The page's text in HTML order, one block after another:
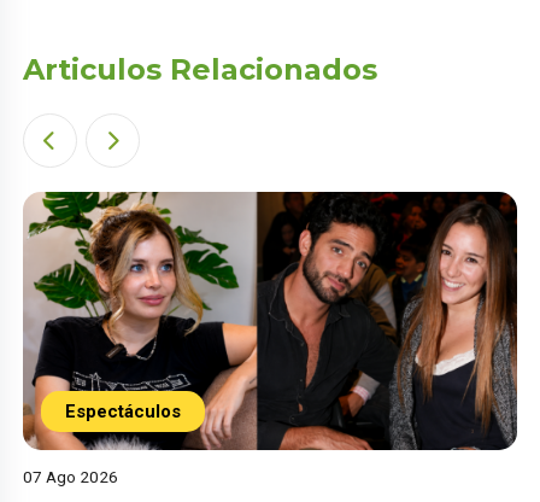
Articulos Relacionados
Espectáculos
07 Ago 2026